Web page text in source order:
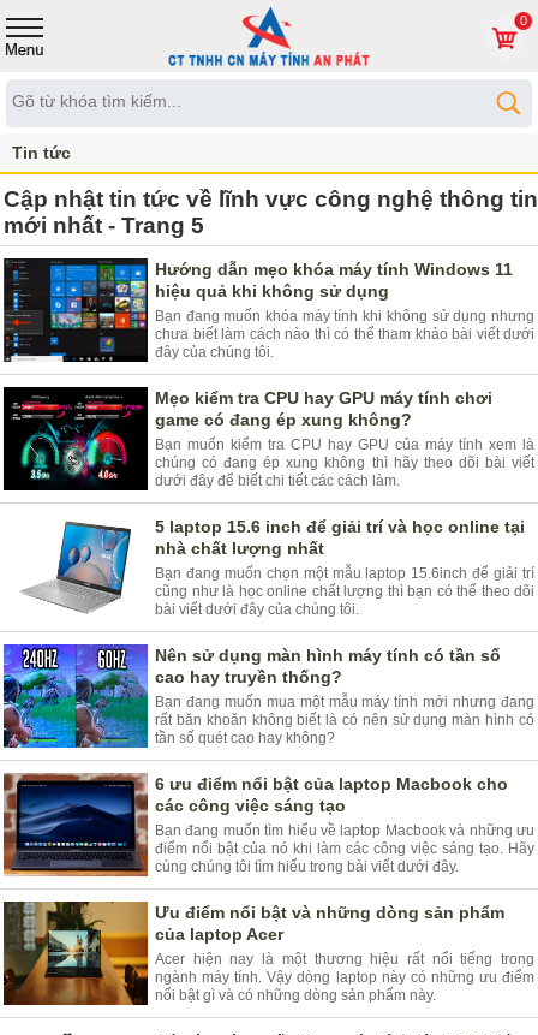
0
Tin tức
Cập nhật tin tức về lĩnh vực công nghệ thông tin
mới nhất - Trang 5
Hướng dẫn mẹo khóa máy tính Windows 11
hiệu quả khi không sử dụng
Bạn đang muốn khóa máy tính khi không sử dụng nhưng
chưa biết làm cách nào thì có thể tham khảo bài viết dưới
đây của chúng tôi.
Mẹo kiểm tra CPU hay GPU máy tính chơi
game có đang ép xung không?
Bạn muốn kiểm tra CPU hay GPU của máy tính xem là
chúng có đang ép xung không thì hãy theo dõi bài viết
dưới đây để biết chi tiết các cách làm.
5 laptop 15.6 inch để giải trí và học online tại
nhà chất lượng nhất
Bạn đang muốn chọn một mẫu laptop 15.6inch để giải trí
cũng như là học online chất lượng thì bạn có thể theo dõi
bài viết dưới đây của chúng tôi.
Nên sử dụng màn hình máy tính có tần số
cao hay truyền thống?
Bạn đang muốn mua một mẫu máy tính mới nhưng đang
rất băn khoăn không biết là có nên sử dụng màn hình có
tần số quét cao hay không?
6 ưu điểm nổi bật của laptop Macbook cho
các công việc sáng tạo
Bạn đang muốn tìm hiểu về laptop Macbook và những ưu
điểm nổi bật của nó khi làm các công việc sáng tạo. Hãy
cùng chúng tôi tìm hiểu trong bài viết dưới đây.
Ưu điểm nổi bật và những dòng sản phẩm
của laptop Acer
Acer hiện nay là một thương hiệu rất nổi tiếng trong
ngành máy tính. Vậy dòng laptop này có những ưu điểm
nổi bật gì và có những dòng sản phẩm này.